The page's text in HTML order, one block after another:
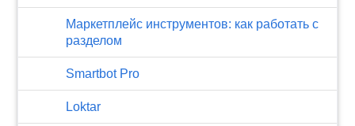
Маркетплейс инструментов: как работать с
разделом
Smartbot Pro
Loktar